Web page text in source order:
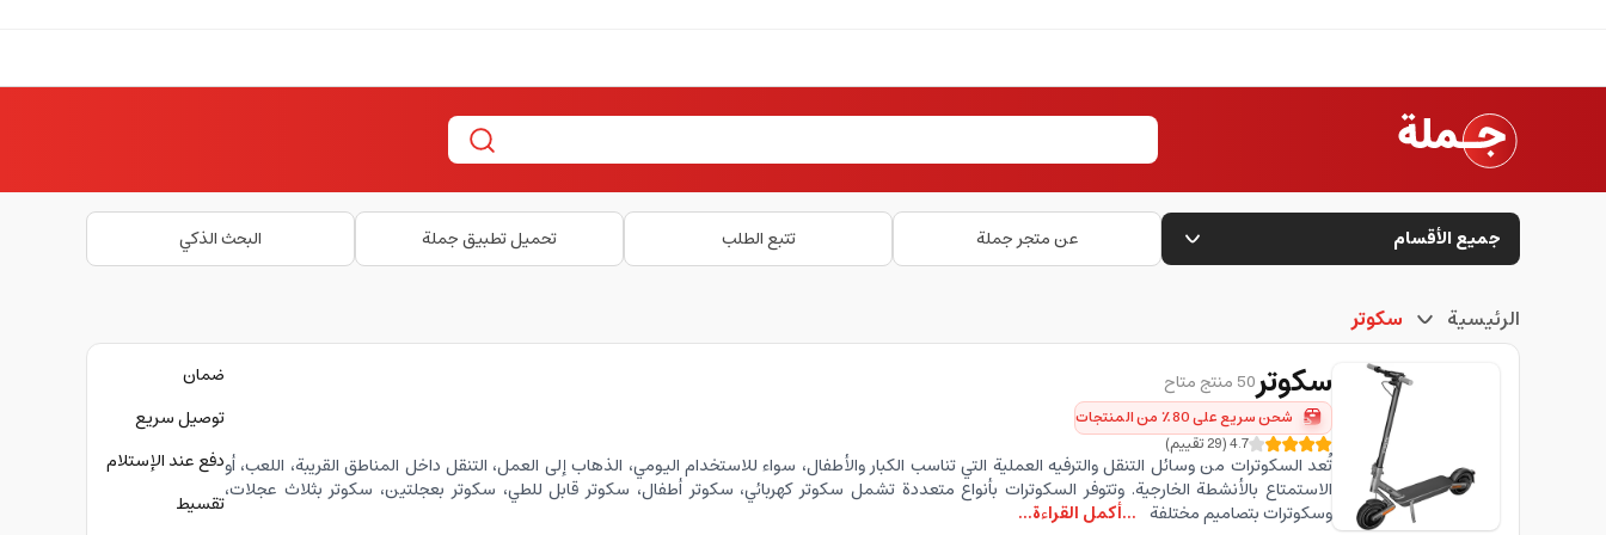
جميع الأقسام عن متجر جملة تتبع الطلب تحميل تطبيق جملة البحث الذكي
الرئيسية سكوتر
سكوتر50 منتج متاح
شحن سريع على 80٪ من المنتجات
4.7
(
29تقييم)
تُعد السكوترات من وسائل التنقل والترفيه العملية التي تناسب الكبار والأطفال، سواء للاستخدام اليومي، الذهاب إلى العمل، التنقل داخل المناطق القريبة، اللعب، أو
الاستمتاع بالأنشطة الخارجية. وتتوفر السكوترات بأنواع متعددة تشمل سكوتر كهربائي، سكوتر أطفال، سكوتر قابل للطي، سكوتر بعجلتين، سكوتر بثلاث عجلات،
وسكوترات بتصاميم مختلفة ...أكمل القراءة...
ضمان
توصيل سريع
دفع عند الإستلام
تقسيط